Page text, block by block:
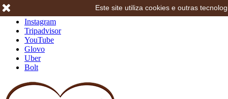
Instagram
Tripadvisor
YouTube
Glovo
Uber
Bolt
Este site utiliza cookies e outras